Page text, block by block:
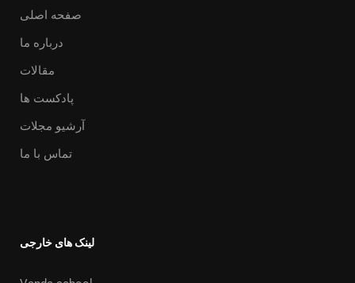
صفحه اصلی
درباره ما
مقالات
پادکست ها
آرشیو مجلات
تماس با ما
لینک های خارجی